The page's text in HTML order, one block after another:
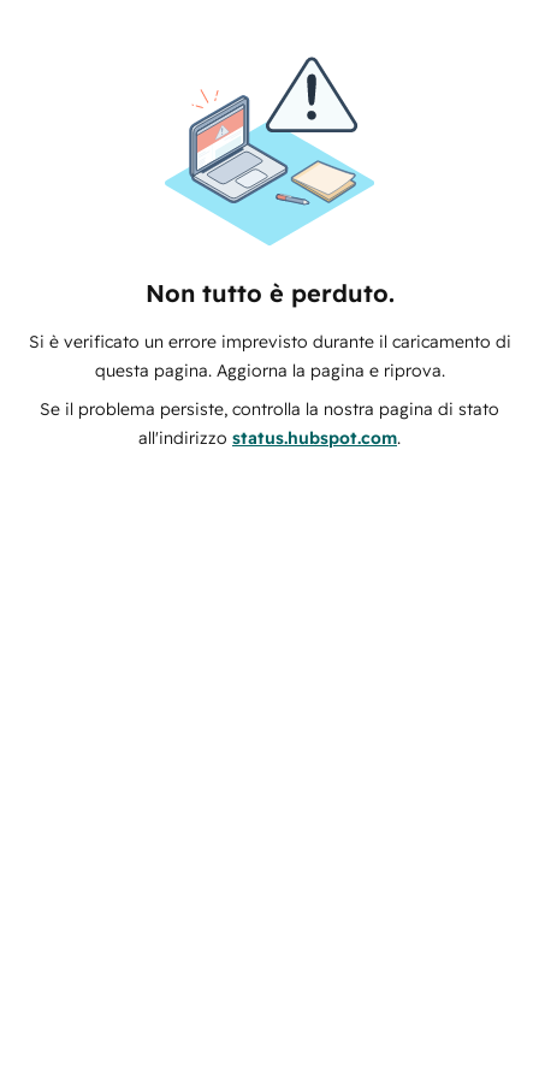
Non tutto è perduto.
Si è verificato un errore imprevisto durante il caricamento di
questa pagina. Aggiorna la pagina e riprova.
Se il problema persiste, controlla la nostra pagina di stato
all'indirizzo status.hubspot.com.